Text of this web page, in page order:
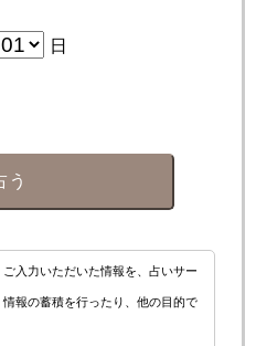
日
う
入力いただいた情報を、占いサー
報の蓄積を行ったり、他の目的で